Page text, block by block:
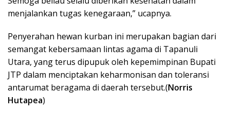
menjalankan tugas kenegaraan,” ucapnya.
Penyerahan hewan kurban ini merupakan bagian dari
semangat kebersamaan lintas agama di Tapanuli
Utara, yang terus dipupuk oleh kepemimpinan Bupati
JTP dalam menciptakan keharmonisan dan toleransi
antarumat beragama di daerah tersebut.(Norris
Hutapea)